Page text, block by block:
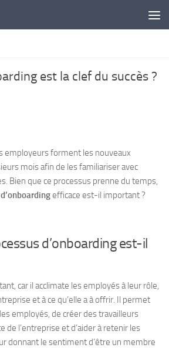
est la clef du succès ?
employeurs forment les nouveaux
mois afin de les familiariser avec
Bien que ce processus prenne du temps,
efficace est-il important ?
d’onboarding est-il
car il acclimate les employés à leur rôle,
et à ce qu’elle a à offrir. Il permet
employés, de créer des travailleurs
de l’entreprise et d’aider à retenir les
donnant le sentiment d’être un membre